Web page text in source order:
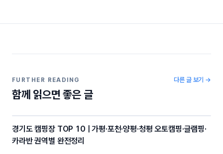
c
b
o
k
itt
e
a
p
Li
FURTHER READING
함께 읽으면 좋은 글
다른 글 보기 →
경기도 캠핑장 TOP 10 | 가평·포천·양평·청평 오토캠핑·글램핑·
카라반 권역별 완전정리